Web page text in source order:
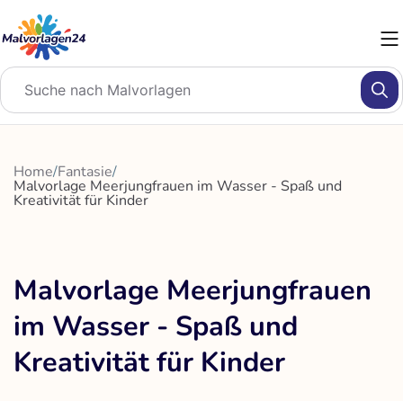
Inhalt
springen
Home/Fantasie/
Malvorlage Meerjungfrauen im Wasser - Spaß und
Kreativität für Kinder
Malvorlage Meerjungfrauen
im Wasser - Spaß und
Kreativität für Kinder